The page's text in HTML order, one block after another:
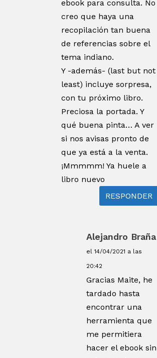
ebook para consulta. No
creo que haya una
recopilación tan buena
de referencias sobre el
tema indiano.
Y -además- (last but not
least) incluye sorpresa,
con tu próximo libro.
Preciosa la portada. Y
qué buena pinta… A ver
si nos avisas pronto de
que ya está a la venta.
¡Mmmmm! Ya huele a
libro nuevo
RESPONDER
Alejandro Braña
el 14/04/2021 a las
20:42
Gracias Maite, he
tardado hasta
encontrar una
herramienta que
me permitiera
hacer el ebook sin